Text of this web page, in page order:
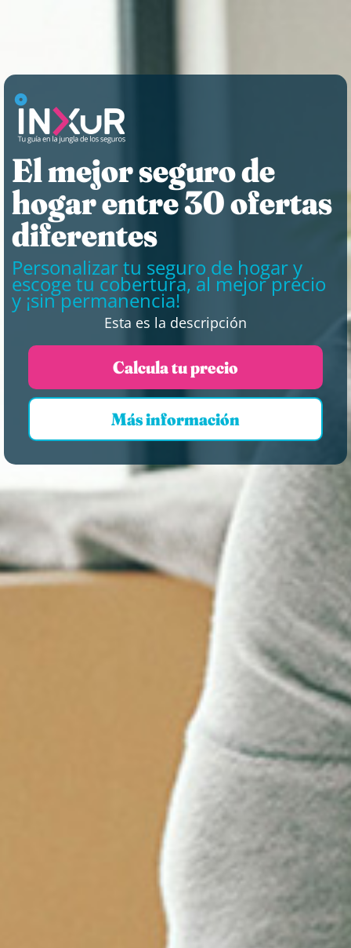
El mejor seguro de
hogar entre 30 ofertas
diferentes
Personalizar tu seguro de hogar y
escoge tu cobertura, al mejor precio
y ¡sin permanencia!
Esta es la descripción
Calcula tu precio
Más información